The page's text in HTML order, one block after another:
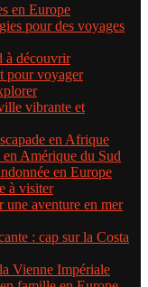
en Europe
pour des voyages
à découvrir
pour voyager
vibrante et
en Afrique
Amérique du Sud
en Europe
à visiter
une aventure en mer
: cap sur la Costa
Vienne Impériale